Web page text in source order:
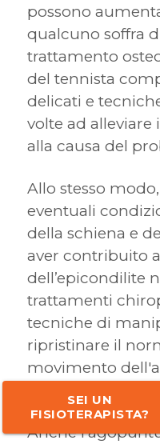
possono
qualcuno soffra
trattamento
del tennista
delicati e
volte ad alleviare
alla causa del
Allo stesso
eventuali
della schiena e
aver contribuito
dell’epicondilite
trattamenti
tecniche di
ripristinare il
movimento
Anche
SEI UN
FISIOTERAPISTA?